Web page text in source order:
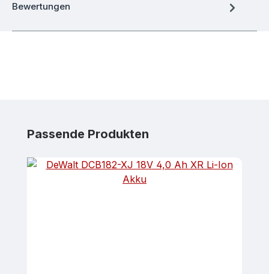
Bewertungen
Produktgalerie überspringen
Passende Produkten